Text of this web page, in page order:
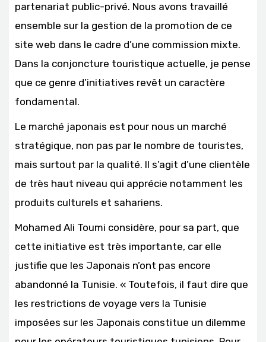
partenariat public-privé. Nous avons travaillé
ensemble sur la gestion de la promotion de ce
site web dans le cadre d’une commission mixte.
Dans la conjoncture touristique actuelle, je pense
que ce genre d’initiatives revêt un caractère
fondamental.
Le marché japonais est pour nous un marché
stratégique, non pas par le nombre de touristes,
mais surtout par la qualité. Il s’agit d’une clientèle
de très haut niveau qui apprécie notamment les
produits culturels et sahariens.
Mohamed Ali Toumi considère, pour sa part, que
cette initiative est très importante, car elle
justifie que les Japonais n’ont pas encore
abandonné la Tunisie. « Toutefois, il faut dire que
les restrictions de voyage vers la Tunisie
imposées sur les Japonais constitue un dilemme